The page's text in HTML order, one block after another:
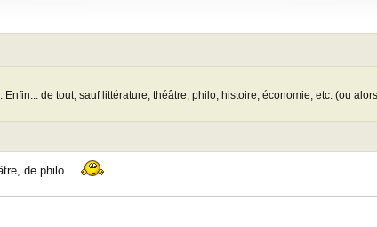
de tout, sauf littérature, théâtre, philo, histoire, économie, etc. (ou
de philo...